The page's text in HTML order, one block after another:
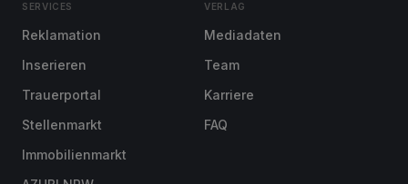
SERVICES
Reklamation
Inserieren
Trauerportal
Stellenmarkt
Immobilienmarkt
VERLAG
Mediadaten
Team
Karriere
FAQ